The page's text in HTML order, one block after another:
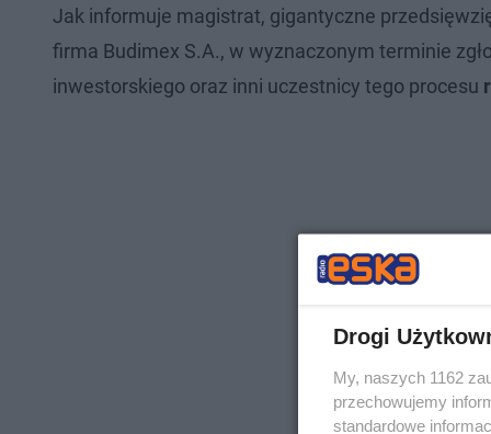
Jak informuje magistrat, gigantyczne
firma Budimex S.A., w wyznaczonym terminie
inwestorskiego oraz inni uczestnicy tego procesu
Drogi
My, naszych 1162
przechowujemy
standardowe